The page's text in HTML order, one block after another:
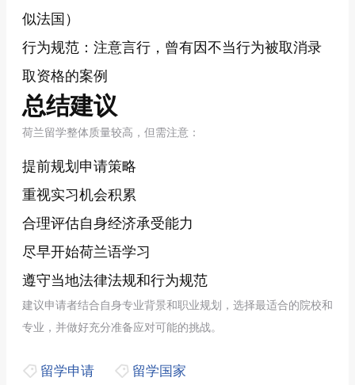
似法国）
行为规范：注意言行，曾有因不当行为被取消录
取资格的案例
总结建议
荷兰留学整体质量较高，但需注意：
提前规划申请策略
重视实习机会积累
合理评估自身经济承受能力
尽早开始荷兰语学习
遵守当地法律法规和行为规范
建议申请者结合自身专业背景和职业规划，选择最适合的院校和
专业，并做好充分准备应对可能的挑战。
留学申请 留学国家